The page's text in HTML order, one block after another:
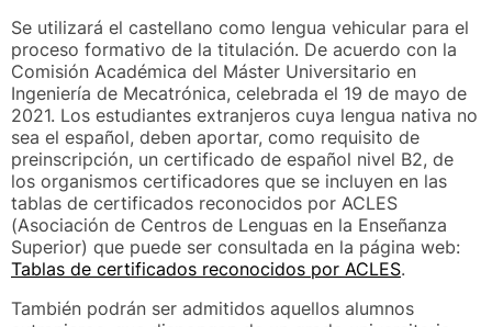
Se utilizará el castellano como lengua vehicular para el
proceso formativo de la titulación. De acuerdo con la
Comisión Académica del Máster Universitario en
Ingeniería de Mecatrónica, celebrada el 19 de mayo de
2021. Los estudiantes extranjeros cuya lengua nativa no
sea el español, deben aportar, como requisito de
preinscripción, un certificado de español nivel B2, de
los organismos certificadores que se incluyen en las
tablas de certificados reconocidos por ACLES
(Asociación de Centros de Lenguas en la Enseñanza
Superior) que puede ser consultada en la página web:
Tablas de certificados reconocidos por ACLES.
También podrán ser admitidos aquellos alumnos